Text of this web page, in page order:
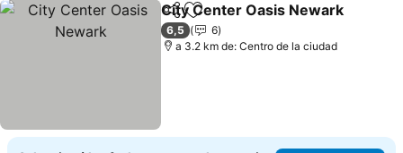
CompartirAñadir a favoritos
City Center Oasis Newark
6,5
6
a 3.2 km de: Centro de la ciudad